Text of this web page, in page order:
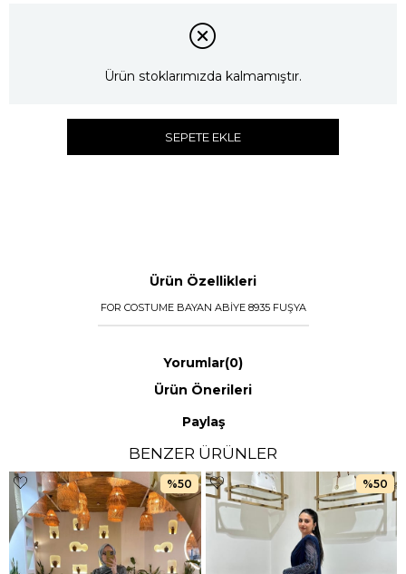
Ürün stoklarımızda kalmamıştır.
SEPETE EKLE
Ürün Özellikleri
FOR COSTUME BAYAN ABİYE 8935 FUŞYA
Yorumlar(0)
Ürün Önerileri
Paylaş
BENZER ÜRÜNLER
%50 %50